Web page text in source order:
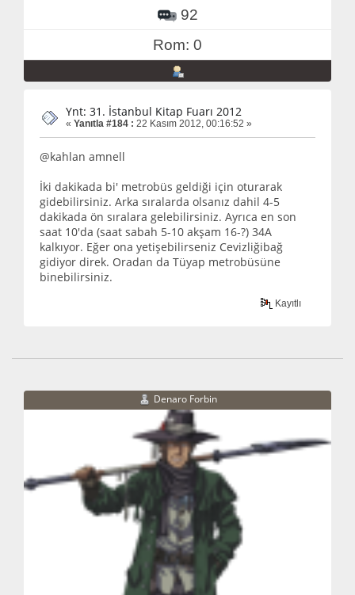
92
Rom: 0
Ynt: 31. İstanbul Kitap Fuarı 2012
« Yanıtla #184 : 22 Kasım 2012, 00:16:52 »
@kahlan amnell
İki dakikada bi' metrobüs geldiği için oturarak
gidebilirsiniz. Arka sıralarda olsanız dahil 4-5
dakikada ön sıralara gelebilirsiniz. Ayrıca en son
saat 10'da (saat sabah 5-10 akşam 16-?) 34A
kalkıyor. Eğer ona yetişebilirseniz Cevizliğibağ
gidiyor direk. Oradan da Tüyap metrobüsüne
binebilirsiniz.
Kayıtlı
Denaro Forbin